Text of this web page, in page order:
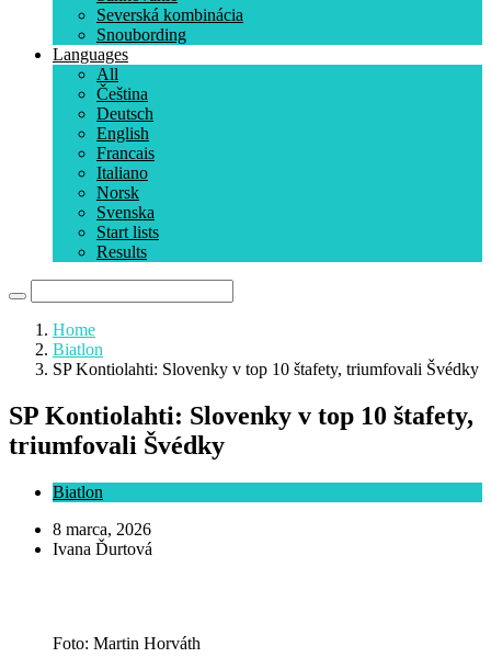
Severská kombinácia
Snoubording
Languages
All
Čeština
Deutsch
English
Francais
Italiano
Norsk
Svenska
Start lists
Results
Home
Biatlon
SP Kontiolahti: Slovenky v top 10 štafety, triumfovali Švédky
SP Kontiolahti: Slovenky v top 10 štafety,
triumfovali Švédky
Biatlon
8 marca, 2026
Ivana Ďurtová
Foto: Martin Horváth